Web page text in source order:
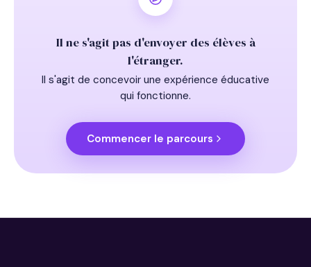
Il ne s'agit pas d'envoyer des élèves à
l'étranger.
Il s'agit de concevoir une expérience éducative
qui fonctionne.
Commencer le parcours